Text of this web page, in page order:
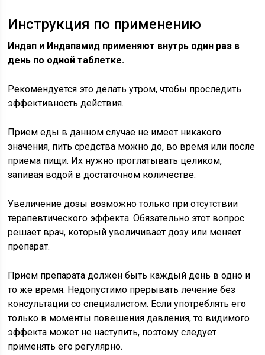
Инструкция по применению
Индап и Индапамид применяют внутрь один раз в
день по одной таблетке.
Рекомендуется это делать утром, чтобы проследить
эффективность действия.
Прием еды в данном случае не имеет никакого
значения, пить средства можно до, во время или после
приема пищи. Их нужно проглатывать целиком,
запивая водой в достаточном количестве.
Увеличение дозы возможно только при отсутствии
терапевтического эффекта. Обязательно этот вопрос
решает врач, который увеличивает дозу или меняет
препарат.
Прием препарата должен быть каждый день в одно и
то же время. Недопустимо прерывать лечение без
консультации со специалистом. Если употреблять его
только в моменты повешения давления, то видимого
эффекта может не наступить, поэтому следует
применять его регулярно.